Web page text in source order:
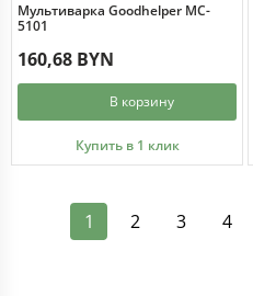
Мультиварка Goodhelper MC-
5101
160,68 BYN
В корзину
Купить в 1 клик
1 2 3 4